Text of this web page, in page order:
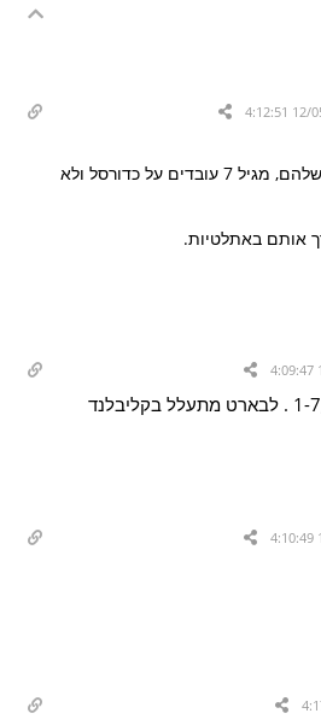
אם לא התאמנו בחיים שלהם, מגיל 7 עובדים על כדורסל ולא
אותם באתלטיות.